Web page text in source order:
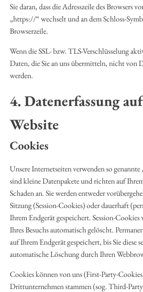
Sie daran, dass die Adresszeile des Browsers
„https://“ wechselt und an dem Schloss-
Browserzeile.
Wenn die SSL- bzw. TLS-Verschlüsselung
Daten, die Sie an uns übermitteln, nicht von
werden.
4. Datenerfassung
Website
Cookies
Unsere Internetseiten verwenden so
sind kleine Datenpakete und richten auf
Schaden an. Sie werden entweder
Sitzung (Session-Cookies) oder dauerhaft
Ihrem Endgerät gespeichert. Session-Cookies
Ihres Besuchs automatisch gelöscht.
auf Ihrem Endgerät gespeichert, bis Sie diese
automatische Löschung durch Ihren
Cookies können von uns (First-Party-
Drittunternehmen stammen (sog. Third-